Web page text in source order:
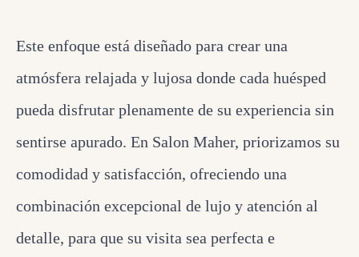
Este enfoque está diseñado para crear una
atmósfera relajada y lujosa donde cada huésped
pueda disfrutar plenamente de su experiencia sin
sentirse apurado. En Salon Maher, priorizamos su
comodidad y satisfacción, ofreciendo una
combinación excepcional de lujo y atención al
detalle, para que su visita sea perfecta e